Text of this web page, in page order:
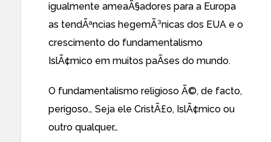
igualmente ameaÃ§adores para a Europa
as tendÃªncias hegemÃ³nicas dos EUA e o
crescimento do fundamentalismo
IslÃ¢mico em muitos paÃ­ses do mundo.
O fundamentalismo religioso Ã©, de facto,
perigoso… Seja ele CristÃ£o, IslÃ¢mico ou
outro qualquer…